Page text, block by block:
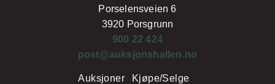
Porselensveien 6
3920 Porsgrunn
900 22 424
post@auksjonshallen.no
Auksjoner Kjøpe/Selge